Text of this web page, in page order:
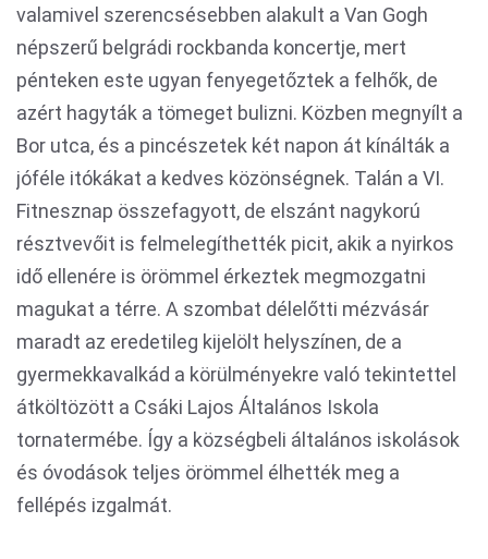
valamivel szerencsésebben alakult a Van Gogh
népszerű belgrádi rockbanda koncertje, mert
pénteken este ugyan fenyegetőztek a felhők, de
azért hagyták a tömeget bulizni. Közben megnyílt a
Bor utca, és a pincészetek két napon át kínálták a
jóféle itókákat a kedves közönségnek. Talán a VI.
Fitnesznap összefagyott, de elszánt nagykorú
résztvevőit is felmelegíthették picit, akik a nyirkos
idő ellenére is örömmel érkeztek megmozgatni
magukat a térre. A szombat délelőtti mézvásár
maradt az eredetileg kijelölt helyszínen, de a
gyermekkavalkád a körülményekre való tekintettel
átköltözött a Csáki Lajos Általános Iskola
tornatermébe. Így a községbeli általános iskolások
és óvodások teljes örömmel élhették meg a
fellépés izgalmát.